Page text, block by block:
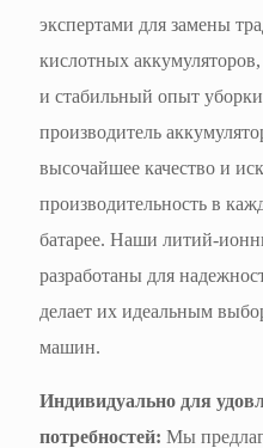
экспертами для замены
кислотных
и стабильный опыт
производитель
высочайшее качество и
производительность в
батарее. Наши литий-
разработаны для
делает их идеальным
машин.
Индивидуально для
потребностей: Мы